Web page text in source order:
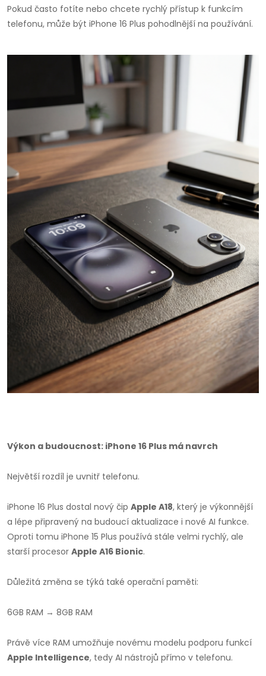
Pokud často fotíte nebo chcete rychlý přístup k funkcím
telefonu, může být iPhone 16 Plus pohodlnější na používání.
Výkon a budoucnost: iPhone 16 Plus má navrch
Největší rozdíl je uvnitř telefonu.
iPhone 16 Plus dostal nový čip Apple A18, který je výkonnější
a lépe připravený na budoucí aktualizace i nové AI funkce.
Oproti tomu iPhone 15 Plus používá stále velmi rychlý, ale
starší procesor Apple A16 Bionic.
Důležitá změna se týká také operační paměti:
6GB RAM → 8GB RAM
Právě více RAM umožňuje novému modelu podporu funkcí
Apple Intelligence, tedy AI nástrojů přímo v telefonu.